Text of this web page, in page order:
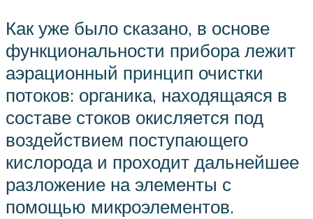
Как уже было сказано, в основе
функциональности прибора лежит
аэрационный принцип очистки
потоков: органика, находящаяся в
составе стоков окисляется под
воздействием поступающего
кислорода и проходит дальнейшее
разложение на элементы с
помощью микроэлементов.